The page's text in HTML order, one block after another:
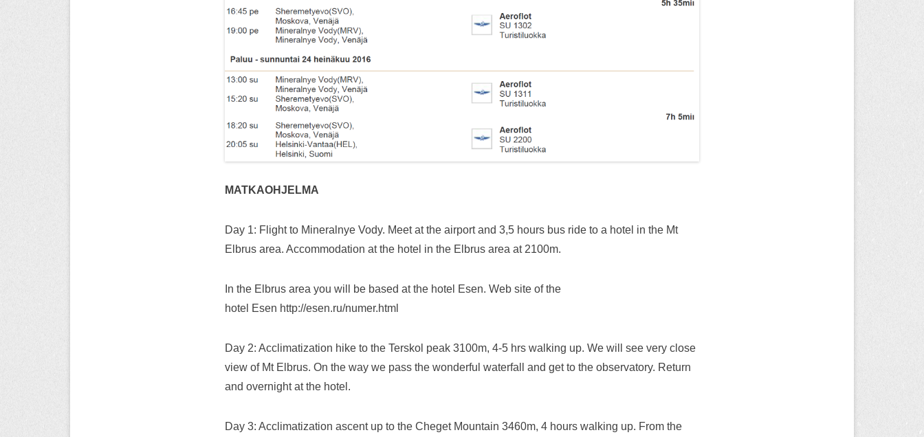
MATKAOHJELMA
Day 1: Flight to Mineralnye Vody. Meet at the airport and 3,5 hours bus ride to a hotel in the Mt
Elbrus area. Accommodation at the hotel in the Elbrus area at 2100m.
In the Elbrus area you will be based at the hotel Esen. Web site of the
hotel Esen http://esen.ru/numer.html
Day 2: Acclimatization hike to the Terskol peak 3100m, 4-5 hrs walking up. We will see very close
view of Mt Elbrus. On the way we pass the wonderful waterfall and get to the observatory. Return
and overnight at the hotel.
Day 3: Acclimatization ascent up to the Cheget Mountain 3460m, 4 hours walking up. From the